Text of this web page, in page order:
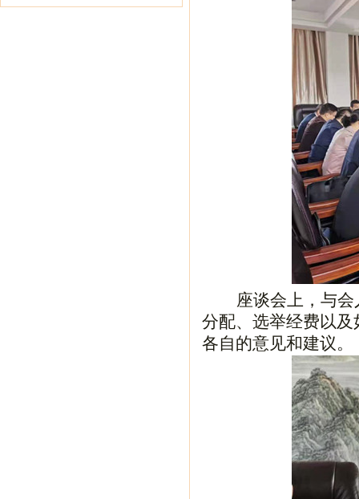
座谈会上，与
分配、选举经费以
各自的意见和建议。